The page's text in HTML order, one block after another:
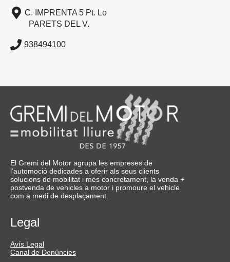
C. IMPRENTA 5 Pt. Lo
PARETS DEL V.
938494100
El Gremi del Motor agrupa les empreses de
l’automoció dedicades a oferir als seus clients
solucions de mobilitat i més concretament, la venda +
postvenda de vehicles a motor i promoure el vehicle
com a medi de desplaçament.
Legal
Avís Legal
Canal de Denúncies